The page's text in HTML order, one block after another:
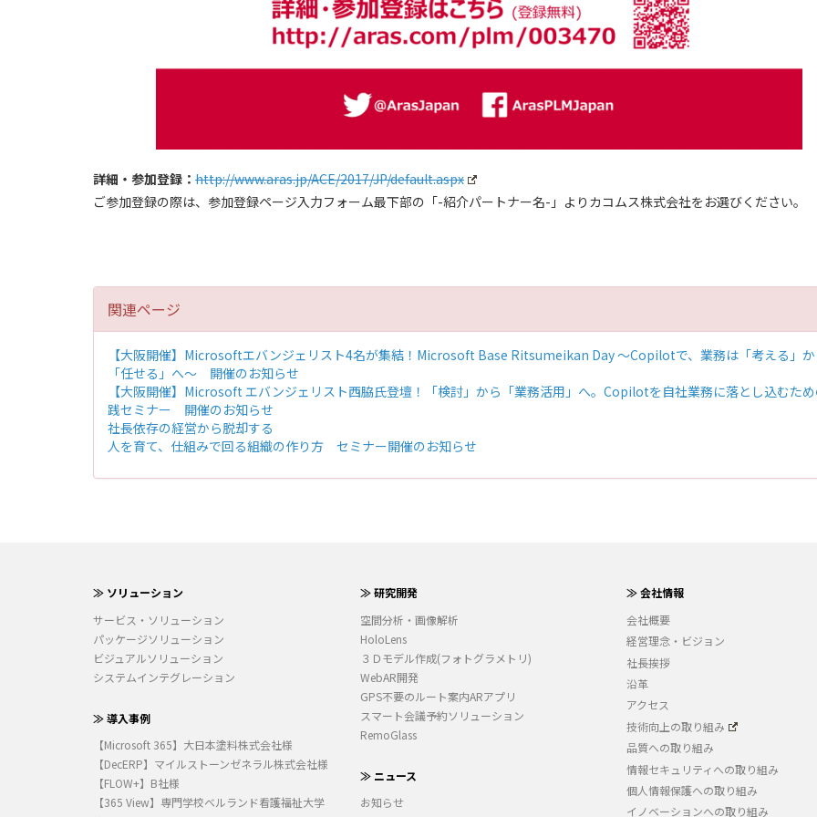
詳細・参加登録： http://www.aras.jp/ACE/2017/JP/default.aspx
ご参加登録の際は、参加登録ページ入力フォーム最下部の「-紹介パートナー名-」よりカコムス株式会社をお選びください。
関連ページ
【大阪開催】Microsoftエバンジェリスト4名が集結！Microsoft Base Ritsumeikan Day ～Copilotで、業務は「考える」か
「任せる」へ～ 開催のお知らせ
【大阪開催】Microsoft エバンジェリスト西脇氏登壇！「検討」から「業務活用」へ。Copilotを自社業務に落とし込むた
践セミナー 開催のお知らせ
社長依存の経営から脱却する
人を育て、仕組みで回る組織の作り方 セミナー開催のお知らせ
≫ ソリューション
サービス・ソリューション
パッケージソリューション
ビジュアルソリューション
システムインテグレーション
≫ 導入事例
【Microsoft 365】大日本塗料株式会社様
【DecERP】マイルストーンゼネラル株式会社様
【FLOW+】B社様
【365 View】専門学校ベルランド看護福祉大学
≫ 研究開発
空間分析・画像解析
HoloLens
３Ｄモデル作成(フォトグラメトリ)
WebAR開発
GPS不要のルート案内ARアプリ
スマート会議予約ソリューション
RemoGlass
≫ ニュース
お知らせ
≫ 会社情報
会社概要
経営理念・ビジョン
社長挨拶
沿革
アクセス
技術向上の取り組み
品質への取り組み
情報セキュリティへの取り組み
個人情報保護への取り組み
イノベーションへの取り組み